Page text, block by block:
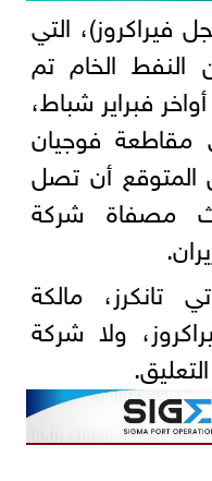
فيراكروز)، التي
الخام تم
‌فبراير شباط،
​مقاطعة ‌فوجيان
أن تصل
مصفاة شركة
تانكرز، مالكة
ولا شركة